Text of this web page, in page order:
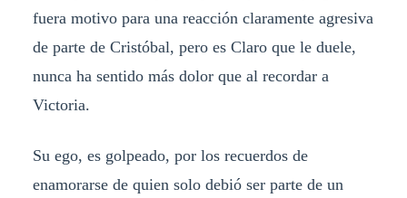
fuera motivo para una reacción claramente agresiva
de parte de Cristóbal, pero es Claro que le duele,
nunca ha sentido más dolor que al recordar a
Victoria.
Su ego, es golpeado, por los recuerdos de
enamorarse de quien solo debió ser parte de un